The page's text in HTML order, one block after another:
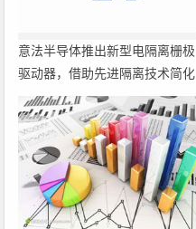
意法半导体推出新型电隔离栅极
驱动器，借助先进隔离技术简化
电源设计